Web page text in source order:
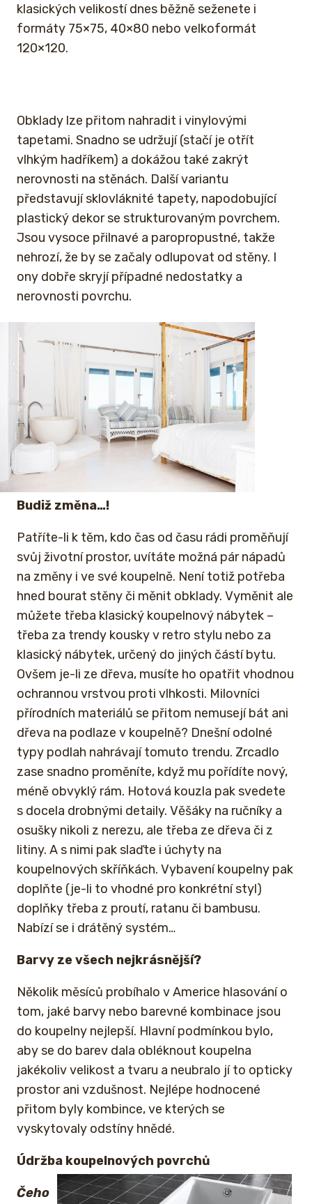
klasických velikostí dnes běžně seženete i
formáty 75×75, 40×80 nebo velkoformát
120×120.
Obklady lze přitom nahradit i vinylovými
tapetami. Snadno se udržují (stačí je otřít
vlhkým hadříkem) a dokážou také zakrýt
nerovnosti na stěnách. Další variantu
představují sklovláknité tapety, napodobující
plastický dekor se strukturovaným povrchem.
Jsou vysoce přilnavé a paropropustné, takže
nehrozí, že by se začaly odlupovat od stěny. I
ony dobře skryjí případné nedostatky a
nerovnosti povrchu.
Budiž změna…!
Patříte-li k těm, kdo čas od času rádi proměňují
svůj životní prostor, uvítáte možná pár nápadů
na změny i ve své koupelně. Není totiž potřeba
hned bourat stěny či měnit obklady. Vyměnit ale
můžete třeba klasický koupelnový nábytek –
třeba za trendy kousky v retro stylu nebo za
klasický nábytek, určený do jiných částí bytu.
Ovšem je-li ze dřeva, musíte ho opatřit vhodnou
ochrannou vrstvou proti vlhkosti. Milovníci
přírodních materiálů se přitom nemusejí bát ani
dřeva na podlaze v koupelně? Dnešní odolné
typy podlah nahrávají tomuto trendu. Zrcadlo
zase snadno proměníte, když mu pořídíte nový,
méně obvyklý rám. Hotová kouzla pak svedete
s docela drobnými detaily. Věšáky na ručníky a
osušky nikoli z nerezu, ale třeba ze dřeva či z
litiny. A s nimi pak slaďte i úchyty na
koupelnových skříňkách. Vybavení koupelny pak
doplňte (je-li to vhodné pro konkrétní styl)
doplňky třeba z proutí, ratanu či bambusu.
Nabízí se i drátěný systém…
Barvy ze všech nejkrásnější?
Několik měsíců probíhalo v Americe hlasování o
tom, jaké barvy nebo barevné kombinace jsou
do koupelny nejlepší. Hlavní podmínkou bylo,
aby se do barev dala obléknout koupelna
jakékoliv velikost a tvaru a neubralo jí to opticky
prostor ani vzdušnost. Nejlépe hodnocené
přitom byly kombince, ve kterých se
vyskytovaly odstíny hnědé.
Údržba koupelnových povrchů
Čeho